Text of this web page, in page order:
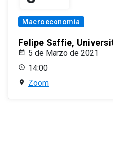
Macroeconomía
Felipe Saffie,
5 de Marzo de 2021
14:00
Zoom